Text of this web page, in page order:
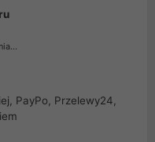
PayPo, Przelewy24,